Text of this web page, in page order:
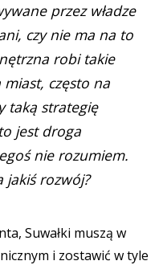
przez władze
czy nie ma na to
robi takie
często na
taką strategię
jest droga
nie rozumiem.
jakiś rozwój?
Suwałki muszą w
i zostawić w tyle